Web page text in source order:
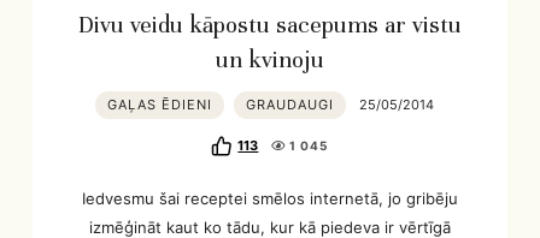
Divu veidu kāpostu sacepums ar vistu
un kvinoju
GAĻAS ĒDIENI GRAUDAUGI 25/05/2014
113 1 045
Iedvesmu šai receptei smēlos internetā, jo gribēju
izmēģināt kaut ko tādu, kur kā piedeva ir vērtīgā